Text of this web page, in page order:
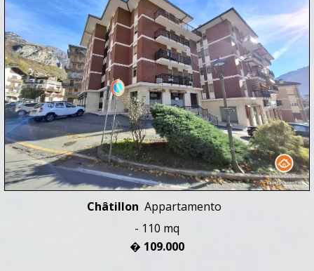
Châtillon Appartamento
- 110 mq
� 109.000